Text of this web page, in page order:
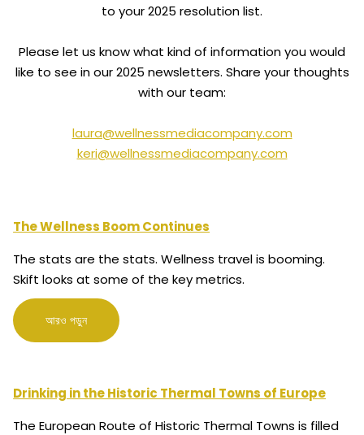
to your 2025 resolution list.
Please let us know what kind of information you would
like to see in our 2025 newsletters. Share your thoughts
with our team:
laura@wellnessmediacompany.com
keri@wellnessmediacompany.com
The Wellness Boom Continues
The stats are the stats. Wellness travel is booming.
Skift looks at some of the key metrics.
আরও পড়ুন
Drinking in the Historic Thermal Towns of Europe
The European Route of Historic Thermal Towns is filled